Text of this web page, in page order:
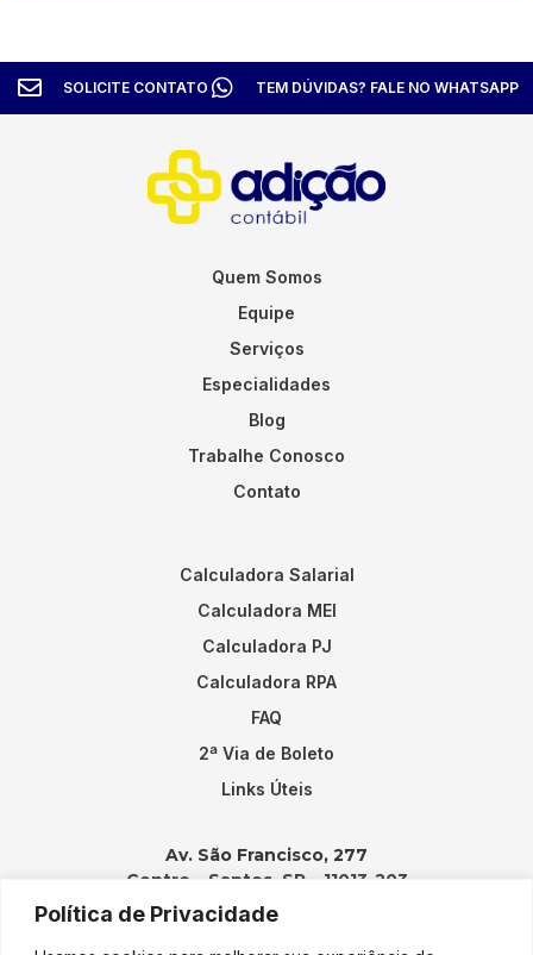
Política de Privacidade
SOLICITE CONTATO TEM DÚVIDAS? FALE NO WHATSAPP
Quem Somos
Equipe
Serviços
Especialidades
Blog
Trabalhe Conosco
Contato
Calculadora Salarial
Calculadora MEI
Calculadora PJ
Calculadora RPA
FAQ
2ª Via de Boleto
Links Úteis
Av. São Francisco, 277
Centro – Santos, SP – 11013-203
Contatos: